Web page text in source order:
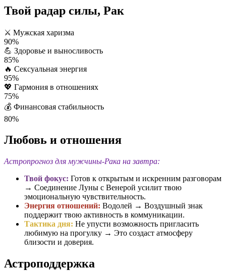
Твой радар силы, Рак
⚔️ Мужская харизма
90%
💪 Здоровье и выносливость
85%
🔥 Сексуальная энергия
95%
💖 Гармония в отношениях
75%
💰 Финансовая стабильность
80%
Любовь и отношения
Астропрогноз для мужчины-Рака на завтра:
Твой фокус: Готов к открытым и искренним разговорам
→ Соединение Луны с Венерой усилит твою
эмоциональную чувствительность.
Энергия отношений: Водолей → Воздушный знак
поддержит твою активность в коммуникации.
Тактика дня: Не упусти возможность пригласить
любимую на прогулку → Это создаст атмосферу
близости и доверия.
Астроподдержка